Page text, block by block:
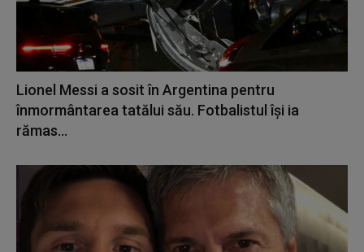
Lionel Messi a sosit în Argentina pentru
înmormântarea tatălui său. Fotbalistul își ia
rămas...